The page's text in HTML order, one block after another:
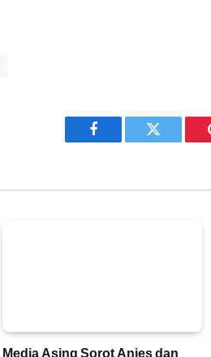
Facebook Twitter
Media Asing Sorot Anies dan